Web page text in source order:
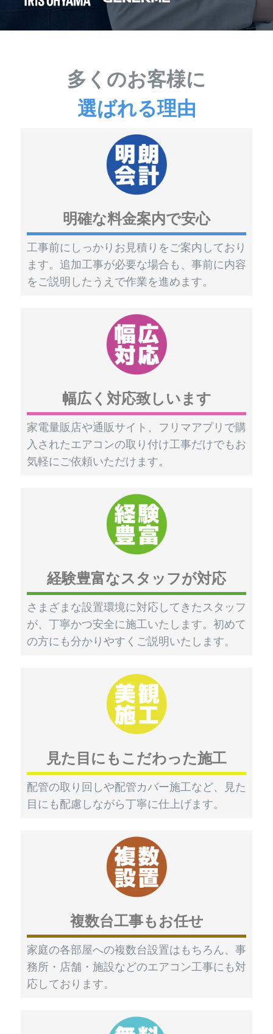
多くのお客様に
選ばれる理由
明確な料金案内で安心
工事前にしっかりお見積りをご案内しており
ます。追加工事が必要な場合も、事前に内容
をご説明したうえで作業を進めます。
幅広く対応致しいます
家電量販店や通販サイト、フリマアプリで購
入されたエアコンの取り付け工事だけでもお
気軽にご依頼いただけます。
経験豊富なスタッフが対応
さまざまな設置環境に対応してきたスタッフ
が、丁寧かつ安全に施工いたします。初めて
の方にも分かりやすくご説明いたします。
見た目にもこだわった施工
配管の取り回しや配管カバー施工など、見た
目にも配慮しながら丁寧に仕上げます。
複数台工事もお任せ
家庭の各部屋への複数台設置はもちろん、事
務所・店舗・施設などのエアコン工事にも対
応しております。